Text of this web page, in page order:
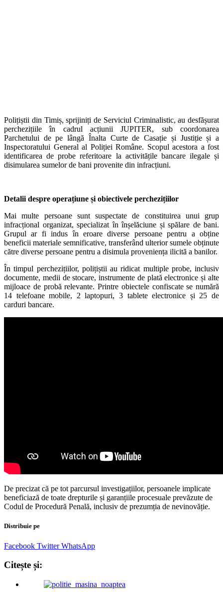
Polițiștii din Timiș, sprijiniți de Serviciul Criminalistic, au desfășurat
perchezițiile în cadrul acțiunii JUPITER, sub coordonarea
Parchetului de pe lângă Înalta Curte de Casație și Justiție și a
Inspectoratului General al Poliției Române. Scopul acestora a fost
identificarea de probe referitoare la activitățile bancare ilegale și
disimularea sumelor de bani provenite din infracțiuni.
Detalii despre operațiune și obiectivele perchezițiilor
Mai multe persoane sunt suspectate de constituirea unui grup
infracțional organizat, specializat în înșelăciune și spălare de bani.
Grupul ar fi indus în eroare diverse persoane pentru a obține
beneficii materiale semnificative, transferând ulterior sumele obținute
către diverse persoane pentru a disimula proveniența ilicită a banilor.
În timpul perchezițiilor, polițiștii au ridicat multiple probe, inclusiv
documente, medii de stocare, instrumente de plată electronice și alte
mijloace de probă relevante. Printre obiectele confiscate se numără
14 telefoane mobile, 2 laptopuri, 3 tablete electronice și 25 de
carduri bancare.
De precizat că pe tot parcursul investigațiilor, persoanele implicate
beneficiază de toate drepturile și garanțiile procesuale prevăzute de
Codul de Procedură Penală, inclusiv de prezumția de nevinovăție.
Distribuie pe
Facebook Twitter WhatsApp
Citește și: